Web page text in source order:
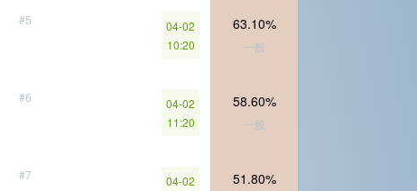
#5
04-02
10:20
63.10%
一般
#6
04-02
11:20
58.60%
一般
#7
04-02
51.80%